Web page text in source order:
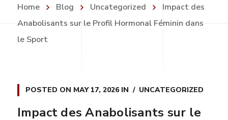
Home Blog Uncategorized
Impact des
Anabolisants sur le Profil Hormonal Féminin dans
le Sport
POSTED ON MAY 17, 2026IN UNCATEGORIZED
Impact des Anabolisants sur le